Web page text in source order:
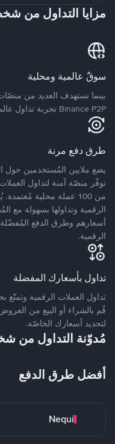
مزايا التداول
سوقٌ عالمية ومحلية
Binance P2P تجربة تداول عالمية حقيقية وتدعم أكثر من 70 عملة محلية.
طرق دفع مرنة
من 100 عملة محلية
الرقمية وتداولها بسهولة مع
أسعارهم وطرق الدفع
الرقمية.
تداول بأسعارك المفضلة
تداول العملات الرقمية وتمتّع
قُم بالشراء أو البيع من
لتحديد أسعارك الخاصّة.
مُدوّنة التداول
أفضل طرق الدفع
Nequi